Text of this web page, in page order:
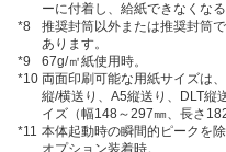
ーに付着し、給紙できなくな
*8
推奨封筒以外または推奨封筒
あります。
*9
67g/㎡紙使用時。
*10 両面印刷可能な用紙サイズは
縦/横送り、A5縦送り、DLT縦
イズ（幅148～297㎜、長さ
*11 本体起動時の瞬間的ピークを
オプション装着時。